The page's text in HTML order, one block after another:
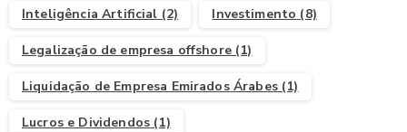
Inteligência Artificial (2) Investimento (8)
Legalização de empresa offshore(1)
Liquidação de Empresa Emirados Árabes(1)
Lucros e Dividendos (1)